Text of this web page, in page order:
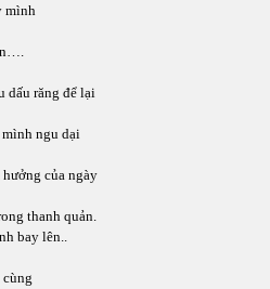
mình
dấu răng để lại
ngu dại
của ngày
thanh quản.
bay lên..
cùng